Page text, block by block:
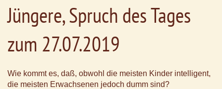
Jüngere, Spruch des Tages
zum 27.07.2019
Wie kommt es, daß, obwohl die meisten Kinder intelligent,
die meisten Erwachsenen jedoch dumm sind?